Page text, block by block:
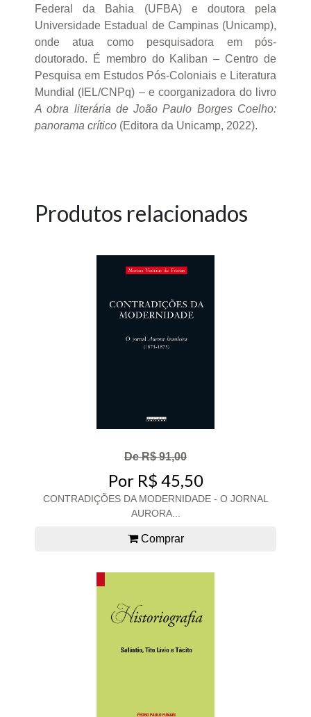
Federal da Bahia (UFBA) e doutora pela
Universidade Estadual de Campinas (Unicamp),
onde atua como pesquisadora em pós-
doutorado. É membro do Kaliban – Centro de
Pesquisa em Estudos Pós-Coloniais e Literatura
Mundial (IEL/CNPq) – e coorganizadora do livro
A obra literária de João Paulo Borges Coelho:
panorama crítico (Editora da Unicamp, 2022).
Produtos relacionados
De R$ 91,00
Por R$ 45,50
CONTRADIÇÕES DA MODERNIDADE - O JORNAL
AURORA...
Comprar